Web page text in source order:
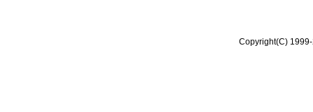
Copyright(C)